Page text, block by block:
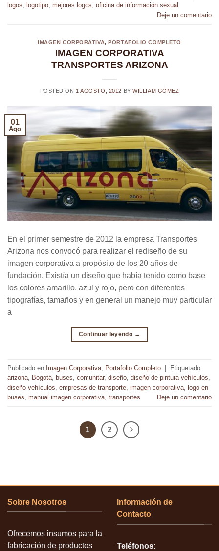
logos, logotipo, mejores logos, oficina de información sexual
Deje un comentario
IMAGEN CORPORATIVA,PORTAFOLIO COMPLETO
IMAGEN CORPORATIVA
TRANSPORTES ARIZONA
POSTED ON 1 AGOSTO, 2012 BYWILLIAM GÓMEZ
01
Ago
En el primer semestre de 2012 la empresa Transportes
Arizona nos convocó para realizar el rediseño de su
imagen corporativa a propósito de los 20 años de
fundación. Existía un diseño que había tenido como base
los colores amarillo, azul y rojo, pero con diferentes
tipografías, tamaños y en general un manejo muy particular
a
Continuar leyendo →
Publicado en Imagen Corporativa Portafolio Completo | Etiquetado
arizona Bogotá buses comunitar, diseño diseño de pintura vehículos
diseño vehículos empresas de transporte imagen corporativa logo en
buses
manual imagen corporativa transportes Deje un comentario
1 2
Sobre Nosotros
Ofrecemos insumos para la
fabricación de productos
Información de
Contacto
Teléfonos: